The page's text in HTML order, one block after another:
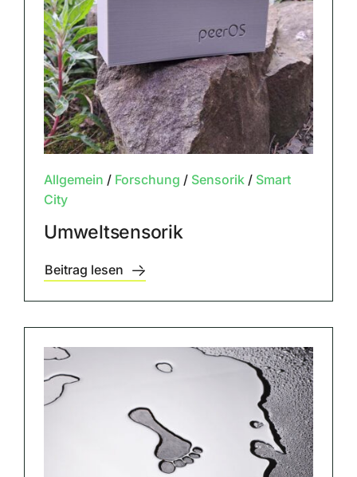
Allgemein / Forschung / Sensorik/ Smart
City
Umweltsensorik
Beitrag lesen